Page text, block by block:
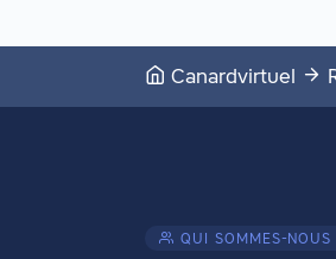
Canardvirtuel
QUI SOMMES-NOUS